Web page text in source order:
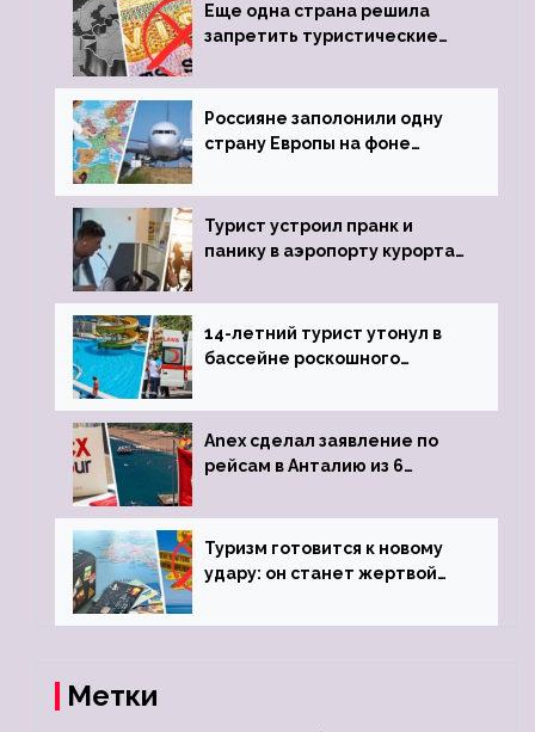
Еще одна страна решила
запретить туристические
Россияне заполонили одну
страну Европы на фоне
виз
Турист устроил пранк и
панику в аэропорту курорта,
задержке рейса
14-летний турист утонул в
бассейне роскошного
Anex сделал заявление по
рейсам в Анталию из 6
Туризм готовится к новому
удару: он станет жертвой
Метки